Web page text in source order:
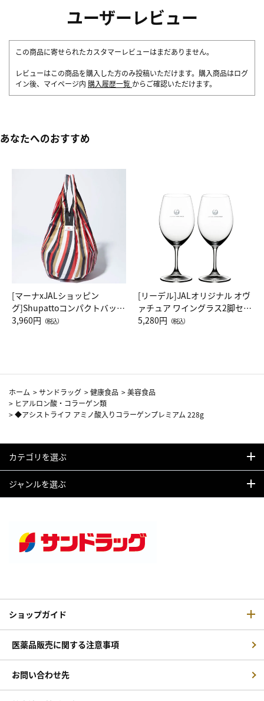
ユーザーレビュー
この商品に寄せられたカスタマーレビューはまだありません。
レビューはこの商品を購入した方のみ投稿いただけます。購入商品はログ
イン後、マイページ内 購入履歴一覧 からご確認いただけます。
あなたへのおすすめ
[マーナxJALショッピン
グ]Shupattoコンパクトバッグ
Drop JAL客室乗務員（LC）ス
3,960円 （税込）
[リーデル]JALオリジナル オヴ
ァチュア ワイングラス2脚セッ
ト（レッドワイン）
5,280円 （税込）
ホーム >サンドラッグ >健康食品 >美容食品
> ヒアルロン酸・コラーゲン類
>◆アシストライフ アミノ酸入りコラーゲンプレミアム 228g
カテゴリを選ぶ
ジャンルを選ぶ
ショップガイド
医薬品販売に関する注意事項
お問い合わせ先